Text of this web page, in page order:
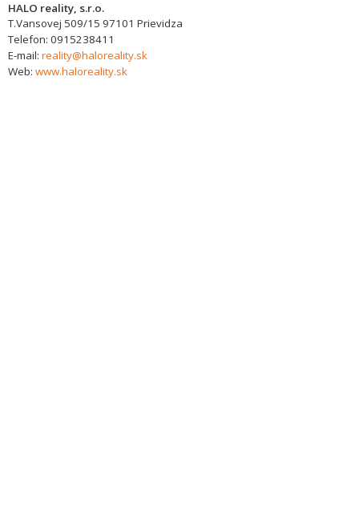
HALO reality, s.r.o.
T.Vansovej 509/15 97101 Prievidza
Telefon: 0915238411
E-mail: reality@haloreality.sk
Web: www.haloreality.sk